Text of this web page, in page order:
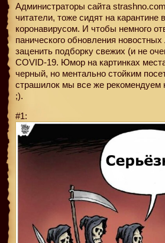
Администраторы сайта
читатели, тоже сидят на карантине
коронавирусом. И чтобы немного
панического обновления
заценить подборку свежих (и не
COVID-19. Юмор на картинках
черный, но ментально стойким
страшилок мы все же рекомендуем
;).
#1: